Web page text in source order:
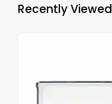
Recently Viewed